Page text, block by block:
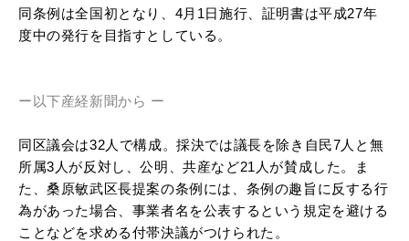
同条例は全国初となり、4月1日施行、証明書は平成27年
度中の発行を目指すとしている。
ー以下産経新聞から ー
同区議会は32人で構成。採決では議長を除き自民7人と無
所属3人が反対し、公明、共産など21人が賛成した。ま
た、桑原敏武区長提案の条例には、条例の趣旨に反する行
為があった場合、事業者名を公表するという規定を避ける
ことなどを求める付帯決議がつけられた。